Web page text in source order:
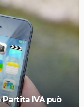
Partita IVA può